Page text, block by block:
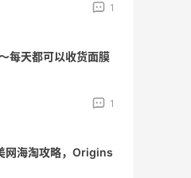
1
每天都可以收货面膜
1
网海淘攻略，Origins